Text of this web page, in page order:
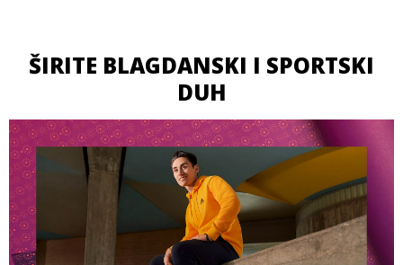
ŠIRITE BLAGDANSKI I SPORTSKI
DUH